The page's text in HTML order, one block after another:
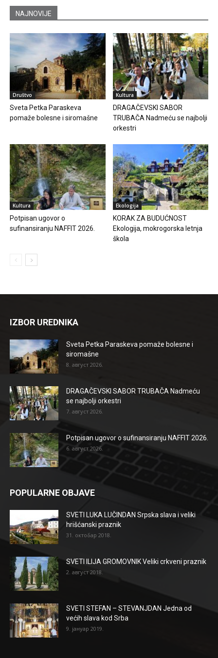
NAJNOVIJE
Društvo
Sveta Petka Paraskeva
pomaže bolesne i siromašne
Kultura
DRAGAČEVSKI SABOR
TRUBAČA Nadmeću se najbolji
orkestri
Kultura
Potpisan ugovor o
sufinansiranju NAFFIT 2026.
Ekologija
KORAK ZA BUDUĆNOST
Ekologija, mokrogorska letnja
škola
IZBOR UREDNIKA
Sveta Petka Paraskeva pomaže bolesne i
siromašne
8. август 2026.
DRAGAČEVSKI SABOR TRUBAČA Nadmeću
se najbolji orkestri
7. август 2026.
Potpisan ugovor o sufinansiranju NAFFIT 2026.
6. август 2026.
POPULARNE OBJAVE
SVETI LUKA LUČINDAN Srpska slava i veliki
hrišćanski praznik
31. октобар 2018.
SVETI ILIJA GROMOVNIK Veliki crkveni praznik
2. август 2018.
SVETI STEFAN – STEVANJDAN Jedna od
većih slava kod Srba
9. јануар 2019.